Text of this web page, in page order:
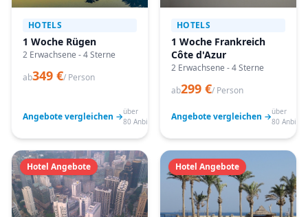
HOTELS
1 Woche Rügen
2 Erwachsene - 4 Sterne
ab349 €/ Person
Angebote vergleichen →über
80 Anbieter
HOTELS
1 Woche Frankreich
Côte d'Azur
2 Erwachsene - 4 Sterne
ab299 €/ Person
Angebote vergleichen →über
80
Hotel Angebote Hotel Angebote